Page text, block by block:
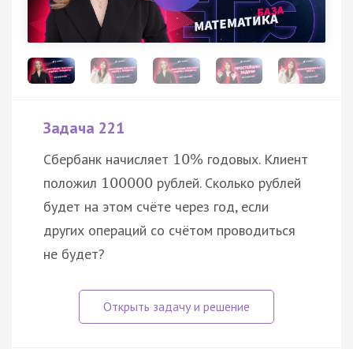
Задача 221
Сбербанк начисляет 10% годовых. Клиент
положил 100000 рублей. Сколько рублей
будет на этом счёте через год, если
других операций со счётом проводиться
не будет?